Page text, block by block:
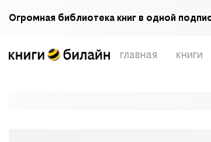
Огромная библиотека книг в одной
главная книги